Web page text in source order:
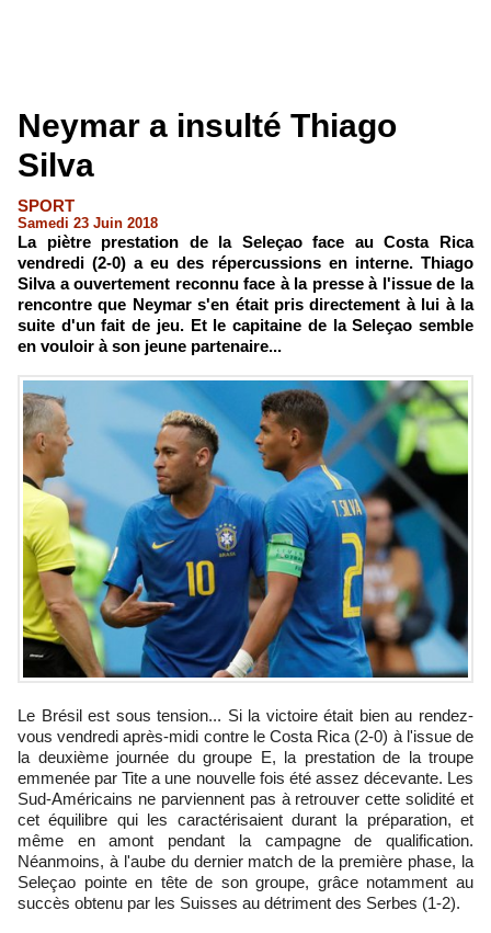
Neymar a insulté Thiago
Silva
SPORT
Samedi 23 Juin 2018
La piètre prestation de la Seleçao face au Costa Rica
vendredi (2-0) a eu des répercussions en interne. Thiago
Silva a ouvertement reconnu face à la presse à l'issue de la
rencontre que Neymar s'en était pris directement à lui à la
suite d'un fait de jeu. Et le capitaine de la Seleçao semble
en vouloir à son jeune partenaire...
Le Brésil est sous tension... Si la victoire était bien au rendez-
vous vendredi après-midi contre le Costa Rica (2-0) à l'issue de
la deuxième journée du groupe E, la prestation de la troupe
emmenée par Tite a une nouvelle fois été assez décevante. Les
Sud-Américains ne parviennent pas à retrouver cette solidité et
cet équilibre qui les caractérisaient durant la préparation, et
même en amont pendant la campagne de qualification.
Néanmoins, à l'aube du dernier match de la première phase, la
Seleçao pointe en tête de son groupe, grâce notamment au
succès obtenu par les Suisses au détriment des Serbes (1-2).